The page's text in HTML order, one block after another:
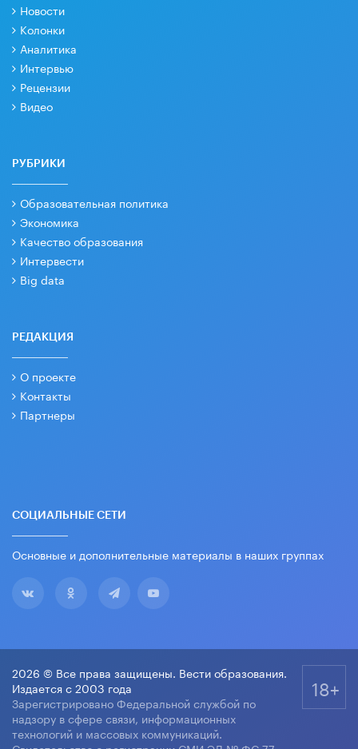
Новости
Колонки
Аналитика
Интервью
Рецензии
Видео
РУБРИКИ
Образовательная политика
Экономика
Качество образования
Интервести
Big data
РЕДАКЦИЯ
О проекте
Контакты
Партнеры
СОЦИАЛЬНЫЕ СЕТИ
Основные и дополнительные материалы в наших группах
2026 © Все права защищены. Вести образования.
Издается с 2003 года
Зарегистрировано Федеральной службой по
надзору в сфере связи, информационных
технологий и массовых коммуникаций.
18+